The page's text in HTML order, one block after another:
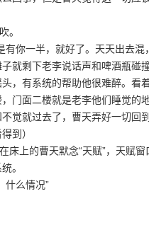
。
你一半，就好了。天天出去混
就剩下老李说话声和啤酒瓶碰撞
，有系统的帮助他很难醉。
门面二楼就是老李他们睡觉的
觉就过去了，曹天弄好一切回
到）
床上的曹天默念“天赋”，天赋
。
什么情况”